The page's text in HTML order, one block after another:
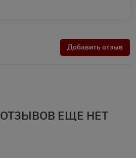
Добавить отзыв
ОТЗЫВОВ ЕЩЕ НЕТ